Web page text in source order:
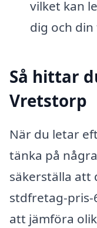
vilket kan
dig och din
Så hittar
Vretstorp
När du letar
tänka på
säkerställa att
stdfretag-pris-
att jämföra